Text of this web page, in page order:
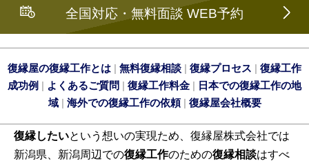
全国対応・無料面談 WEB予約
復縁屋の復縁工作とは | 無料復縁相談 | 復縁プロセス | 復縁工作
成功例 | よくあるご質問 | 復縁工作料金 | 日本での復縁工作の地
域| 海外での復縁工作の依頼| 復縁屋会社概要
復縁したいという想いの実現ため、復縁屋株式会社では
新潟県、新潟周辺での復縁工作のための復縁相談はすべ